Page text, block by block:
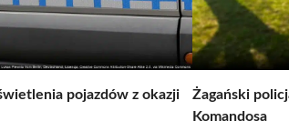
pojazdów z okazji
Żagański
Komandosa